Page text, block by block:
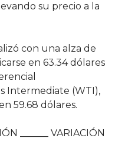
su precio a la
con una alza de
en 63.34 dólares
Intermediate (WTI),
59.68 dólares.
______ VARIACIÓN